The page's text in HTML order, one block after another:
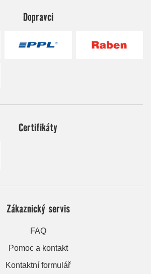
Dopravci
Certifikáty
Zákaznický servis
FAQ
Pomoc a kontakt
Kontaktní formulář